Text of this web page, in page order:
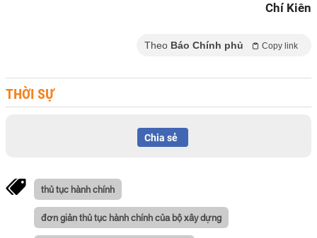
Chí Kiên
Theo Báo Chính phủ Copy link
THỜI SỰ
Chia sẻ
thủ tục hành chính
đơn giản thủ tục hành chính của bộ xây dựng